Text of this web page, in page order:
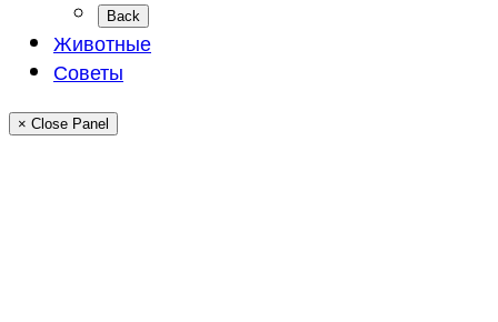
Back
Животные
Советы
× Close Panel